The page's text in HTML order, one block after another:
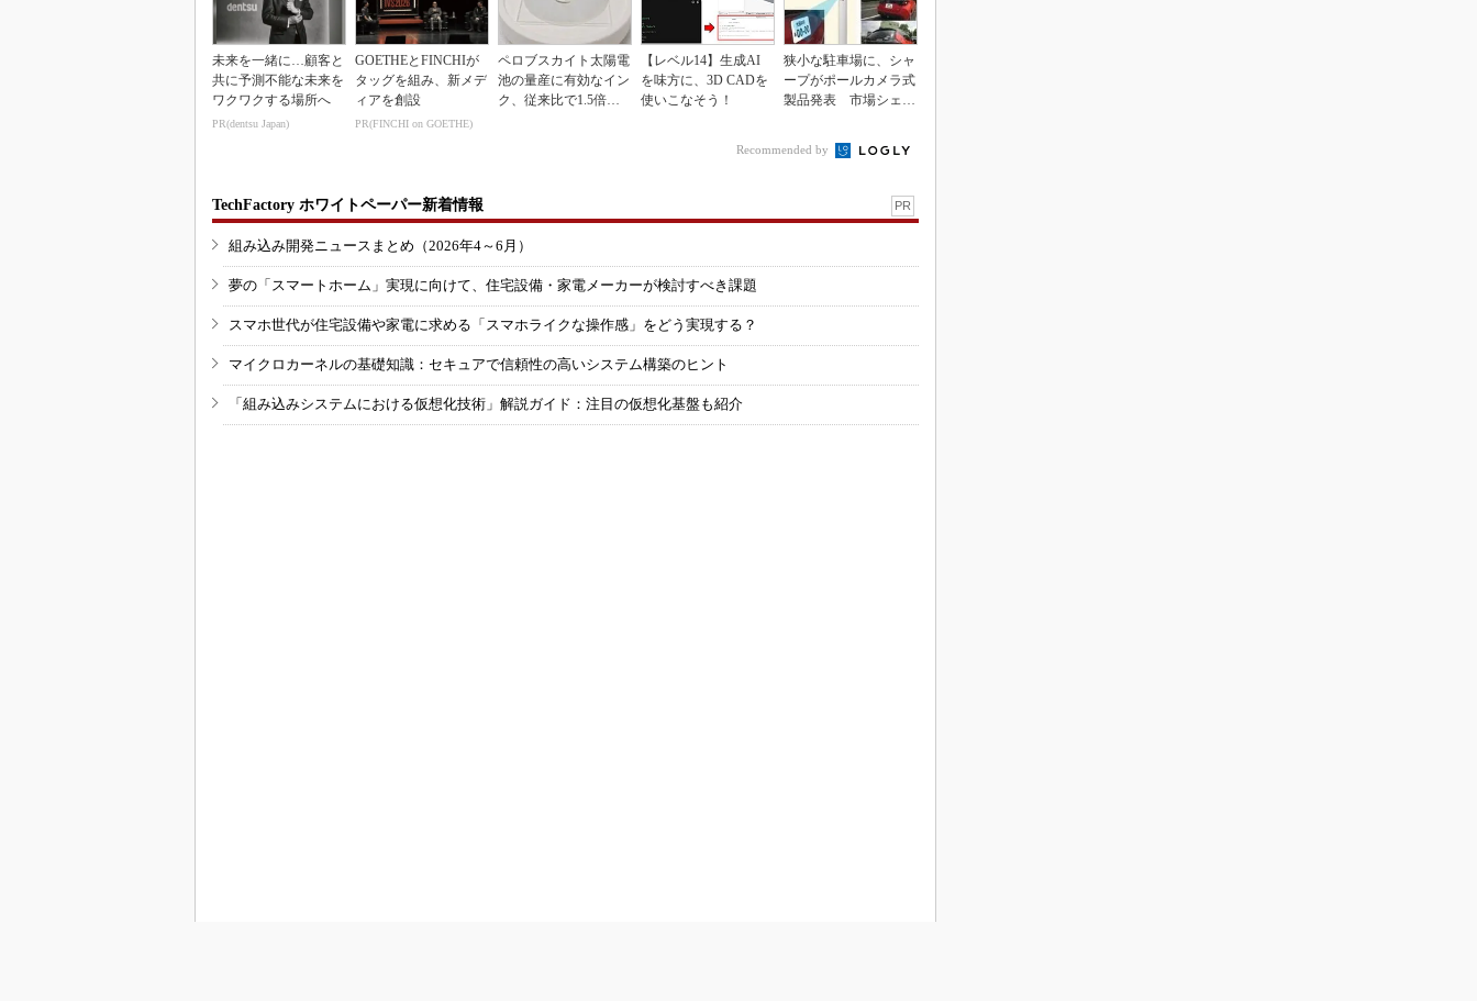
未来を一緒に…顧客と
共に予測不能な未来を
ワクワクする場所へ
PR(dentsu Japan)
GOETHEとFINCHIが
タッグを組み、新メデ
ィアを創設
PR(FINCHI on GOETHE)
ペロブスカイト太陽電
池の量産に有効なイン
ク、従来比で1.5倍の
【レベル14】生成AI
を味方に、3D CADを
使いこなそう！
狭小な駐車場に、シャ
ープがポールカメラ式
製品発表 市場シェア
Recommended by
TechFactory ホワイトペーパー新着情報 PR
組み込み開発ニュースまとめ（2026年4～6月）
夢の「スマートホーム」実現に向けて、住宅設備・家電メーカーが検討すべき課題
スマホ世代が住宅設備や家電に求める「スマホライクな操作感」をどう実現する？
マイクロカーネルの基礎知識：セキュアで信頼性の高いシステム構築のヒント
「組み込みシステムにおける仮想化技術」解説ガイド：注目の仮想化基盤も紹介